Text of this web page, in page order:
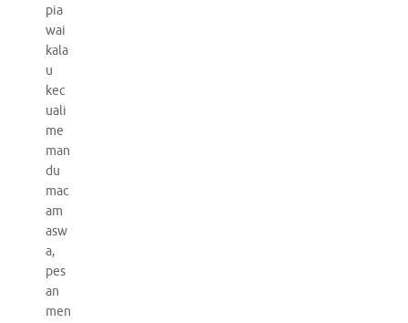
pia
wai
kala
u
kec
uali
me
man
du
mac
am
asw
a,
pes
an
men